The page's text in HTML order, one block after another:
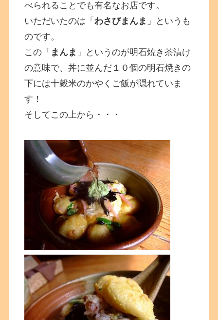
べられることでも有名なお店です。
いただいたのは「わさびまんま 」というも
のです。
この「 まんま 」というのが明石焼き茶漬け
の意味で、丼に並んだ１０個の明石焼きの
下には十穀米のかやくご飯が隠れていま
す！
そしてこの上から・・・